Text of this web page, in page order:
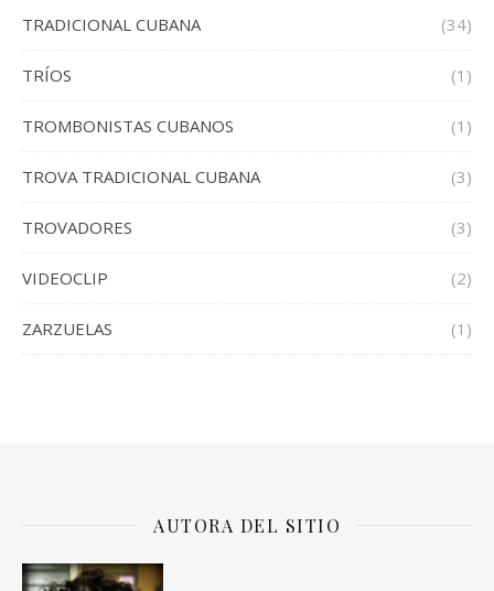
TRADICIONAL CUBANA (34)
TRÍOS (1)
TROMBONISTAS CUBANOS (1)
TROVA TRADICIONAL CUBANA (3)
TROVADORES (3)
VIDEOCLIP (2)
ZARZUELAS (1)
AUTORA DEL SITIO